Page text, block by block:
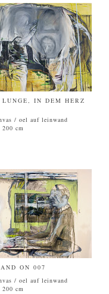
IN DEM HERZ
/ oel auf leinwand
200 cm
ON 007
/ oel auf leinwand
200 cm